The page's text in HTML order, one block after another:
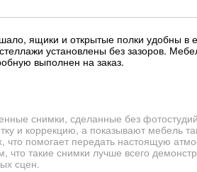
ящики и открытые полки удобны в
установлены без зазоров.
выполнен на заказ.
снимки, сделанные без
и коррекцию, а показывают мебель
помогает передать настоящую
такие снимки лучше всего
сцен.